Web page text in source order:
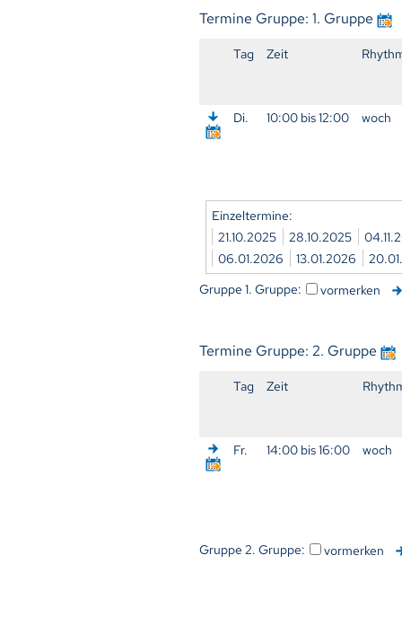
Termine Gruppe: 1. Gruppe
Tag Zeit
Di. 10:00 bis 12:00 woch
Einzeltermine:
21.10.2025
28.10.2025
06.01.2026
13.01.2026
Gruppe 1. Gruppe:
vormerken
Termine Gruppe: 2. Gruppe
Tag Zeit
Fr. 14:00 bis 16:00 woch
Gruppe 2. Gruppe: vormerken